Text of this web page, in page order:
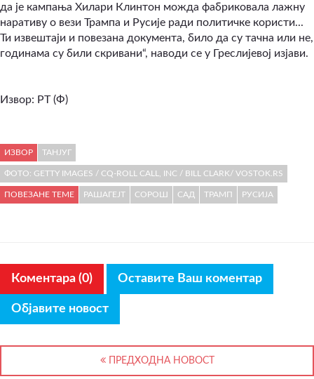
да је кампања Хилари Клинтон можда фабриковала лажну
наративу о вези Трампа и Русије ради политичке користи...
Ти извештаји и повезана документа, било да су тачна или не,
годинама су били скривани“, наводи се у Греслијевој изјави.
Извор: РТ (Ф)
ИЗВОР ТАНЈУГ
ФОТО: GETTY IMAGES / CQ-ROLL CALL, INC / BILL CLARK/ VOSTOK.RS
ПОВЕЗАНЕ ТЕМЕ РАШАГЕЈТ СОРОШ САД ТРАМП РУСИЈА
Коментара (0) Оставите Ваш коментар
Објавите новост
ПРЕДХОДНА НОВОСТ